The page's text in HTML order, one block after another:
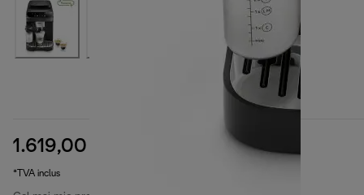
1.619,00 RON preț inițial 2.669,00 RON
(-39 %)
*TVA inclus